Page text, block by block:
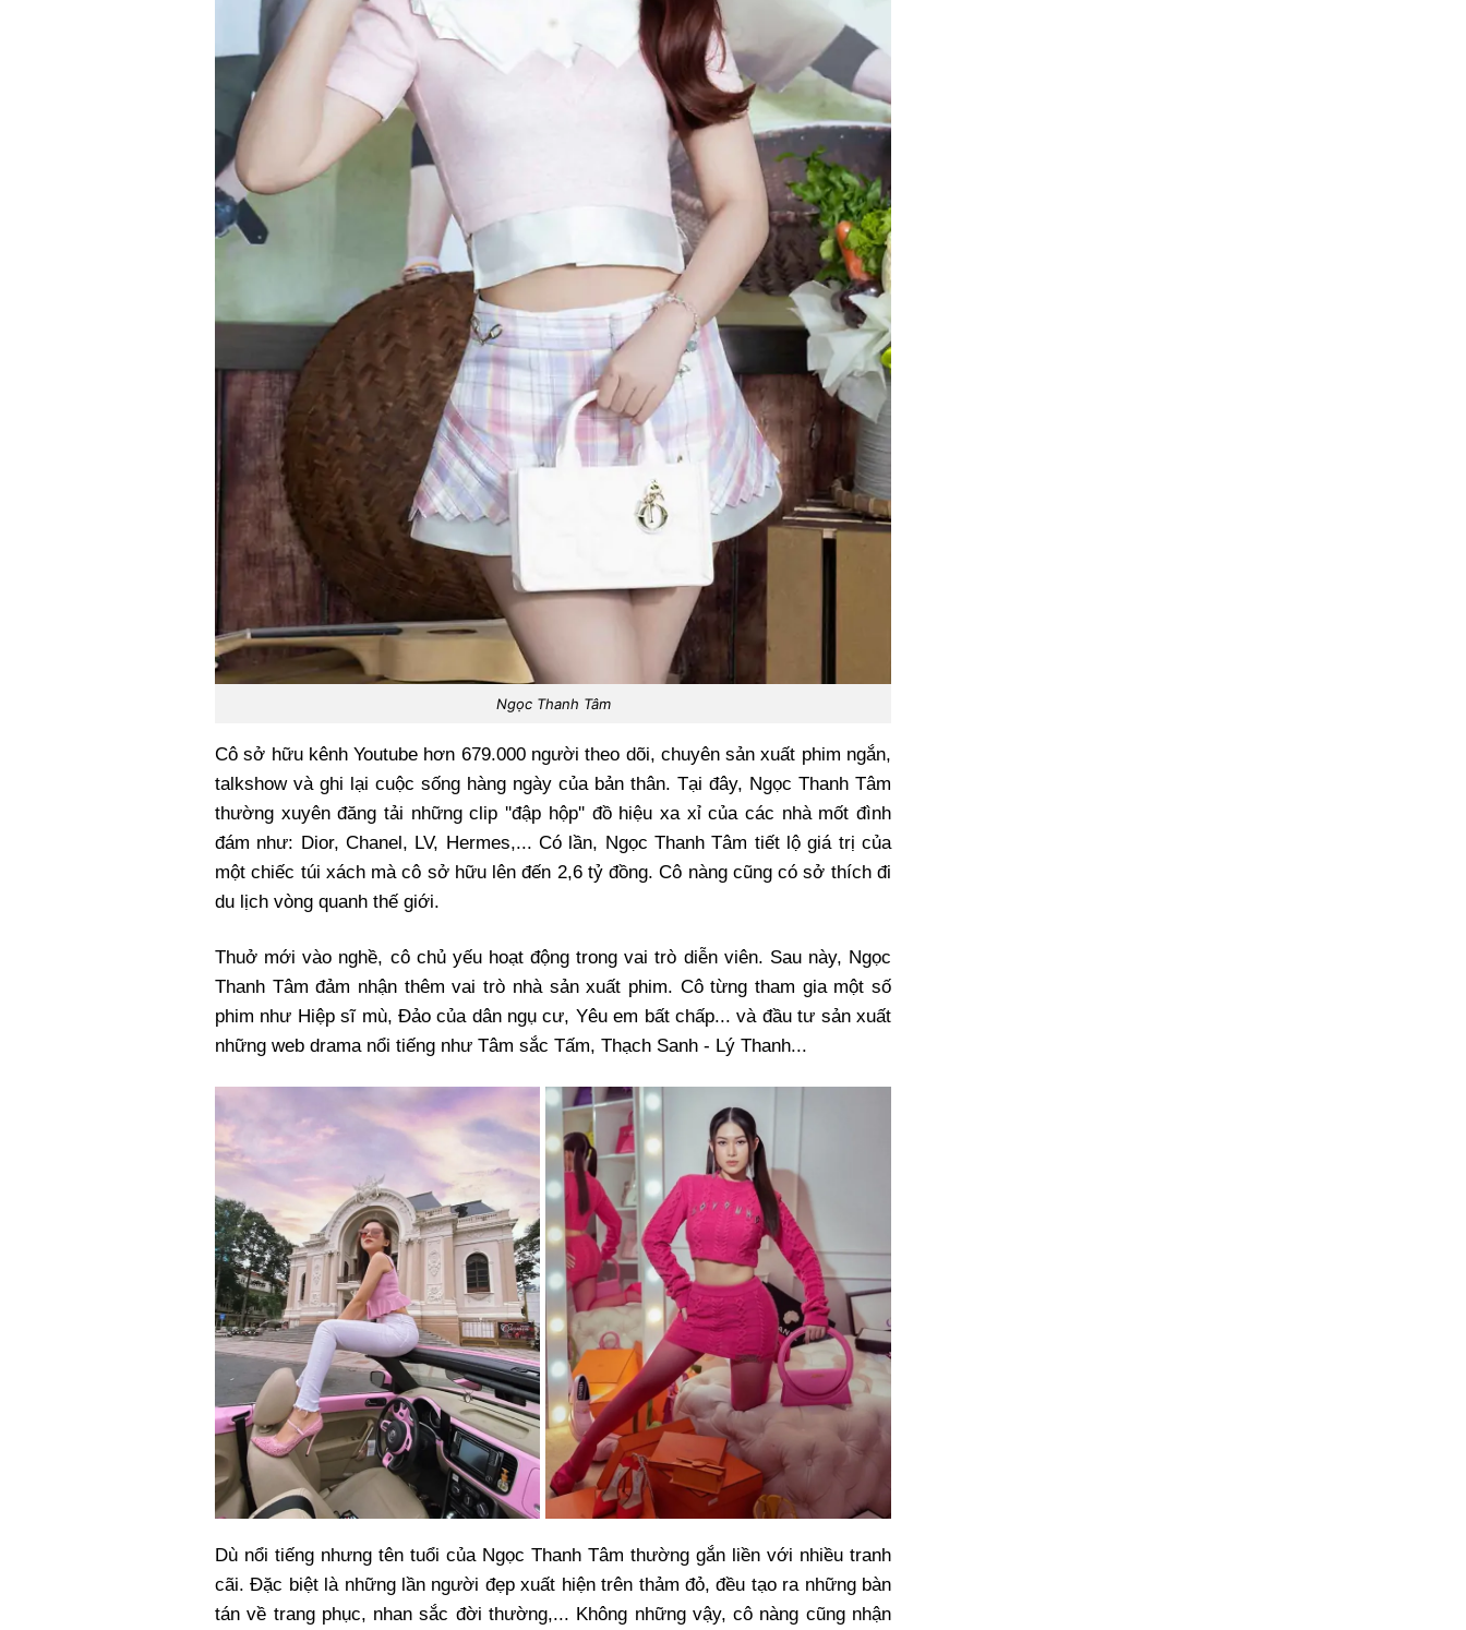
Ngọc Thanh Tâm
Cô sở hữu kênh Youtube hơn 679.000 người theo dõi, chuyên sản xuất phim ngắn,
talkshow và ghi lại cuộc sống hàng ngày của bản thân. Tại đây, Ngọc Thanh Tâm
thường xuyên đăng tải những clip ''đập hộp'' đồ hiệu xa xỉ của các nhà mốt đình
đám như: Dior, Chanel, LV, Hermes,... Có lần, Ngọc Thanh Tâm tiết lộ giá trị của
một chiếc túi xách mà cô sở hữu lên đến 2,6 tỷ đồng. Cô nàng cũng có sở thích đi
du lịch vòng quanh thế giới.
Thuở mới vào nghề, cô chủ yếu hoạt động trong vai trò diễn viên. Sau này, Ngọc
Thanh Tâm đảm nhận thêm vai trò nhà sản xuất phim. Cô từng tham gia một số
phim như Hiệp sĩ mù, Đảo của dân ngụ cư, Yêu em bất chấp... và đầu tư sản xuất
những web drama nổi tiếng như Tâm sắc Tấm, Thạch Sanh - Lý Thanh...
Dù nổi tiếng nhưng tên tuổi của Ngọc Thanh Tâm thường gắn liền với nhiều tranh
cãi. Đặc biệt là những lần người đẹp xuất hiện trên thảm đỏ, đều tạo ra những bàn
tán về trang phục, nhan sắc đời thường,... Không những vậy, cô nàng cũng nhận